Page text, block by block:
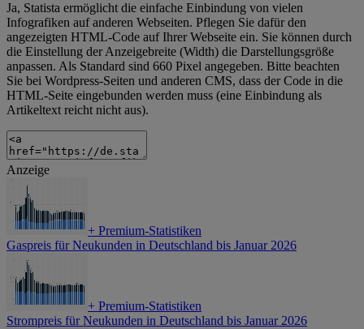
Ja, Statista ermöglicht die einfache Einbindung von vielen
Infografiken auf anderen Webseiten. Pflegen Sie dafür den
angezeigten HTML-Code auf Ihrer Webseite ein. Sie können durch
die Einstellung der Anzeigebreite (Width) die Darstellungsgröße
anpassen. Als Standard sind 660 Pixel angegeben. Bitte beachten
Sie bei Wordpress-Seiten und anderen CMS, dass der Code in die
HTML-Seite eingebunden werden muss (eine Einbindung als
Artikeltext reicht nicht aus).
Anzeige
+ Premium-Statistiken
Gaspreis für Neukunden in Deutschland bis Januar 2026
+ Premium-Statistiken
Strompreis für Neukunden in Deutschland bis Januar 2026